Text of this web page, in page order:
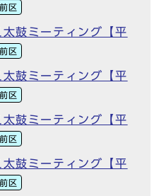
区
鼓ミーティング【平
区
鼓ミーティング【平
区
鼓ミーティング【平
区
鼓ミーティング【平
区